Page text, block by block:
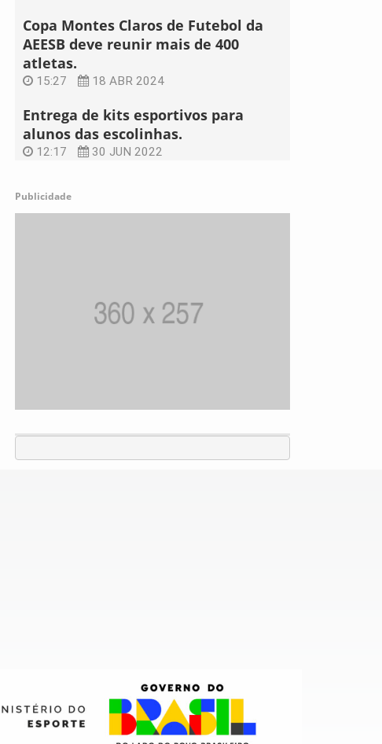
Copa Montes Claros de Futebol da
AEESB deve reunir mais de 400
atletas.
15:27 18 ABR 2024
Entrega de kits esportivos para
alunos das escolinhas.
12:17 30 JUN 2022
Publicidade